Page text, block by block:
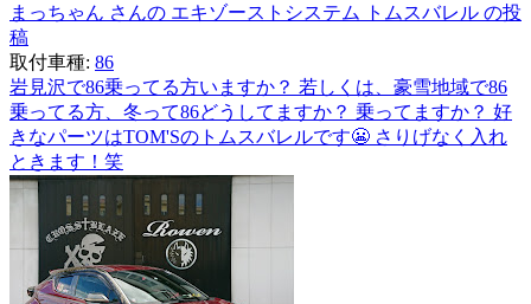
まっちゃん さんの エキゾーストシステム トムスバレル の投
稿
取付車種: 86
岩見沢で86乗ってる方いますか？ 若しくは、豪雪地域で86
乗ってる方、冬って86どうしてますか？ 乗ってますか？ 好
きなパーツはTOM'Sのトムスバレルです😬 さりげなく入れ
ときます！笑